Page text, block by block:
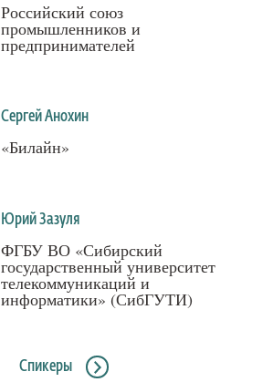
Российский союз
промышленников и
предпринимателей
Сергей Анохин
«Билайн»
Юрий Зазуля
ФГБУ ВО «Сибирский
государственный университет
телекоммуникаций и
информатики» (СибГУТИ)
Спикеры